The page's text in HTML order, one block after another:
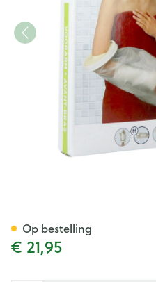
€ 21,95
Op bestelling